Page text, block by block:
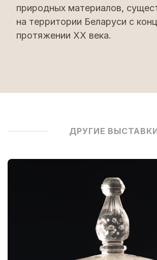
природных материалов,
на территории Беларуси с
протяжении ХХ века.
ДРУГИЕ